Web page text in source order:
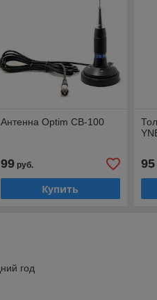
Антенна Optim CB-100
99руб.
Купить
95
год